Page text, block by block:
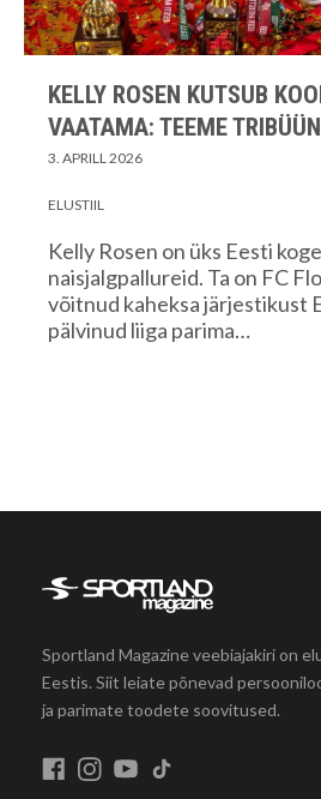
KELLY ROSEN KUTSUB
VAATAMA: TEEME
3. APRILL 2026
ELUSTIIL
Kelly Rosen on üks Eesti
naisjalgpallureid. Ta on FC
võitnud kaheksa järjestikust
pälvinud liiga parima…
Sportland Magazine veebiajakiri on
Eestis. Siit leiate põnevad
ja parimate toodete soovitused.